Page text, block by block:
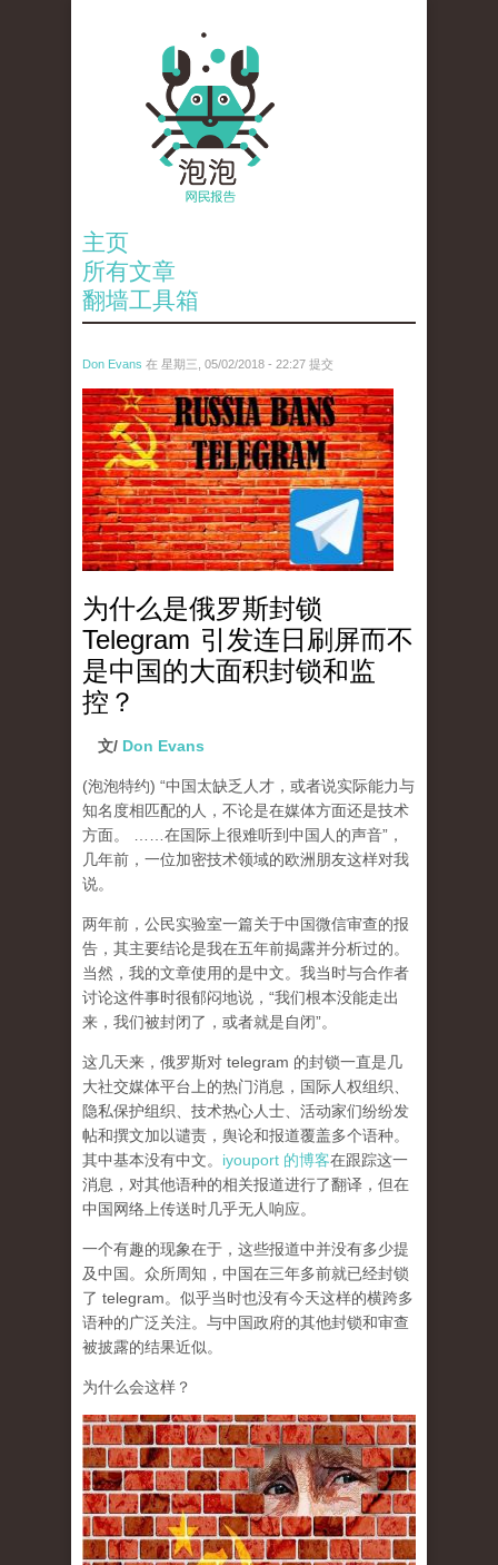
主页
所有文章
翻墙工具箱
Don Evans 在 星期三, 05/02/2018 - 22:27 提交
tou_.jpeg
为什么是俄罗斯封锁
Telegram 引发连日刷屏而不
是中国的大面积封锁和监
控？
文/ Don Evans
(泡泡特约) “中国太缺乏人才，或者说实际能力与
知名度相匹配的人，不论是在媒体方面还是技术
方面。 ……在国际上很难听到中国人的声音”，
几年前，一位加密技术领域的欧洲朋友这样对我
说。
两年前，公民实验室一篇关于中国微信审查的报
告，其主要结论是我在五年前揭露并分析过的。
当然，我的文章使用的是中文。我当时与合作者
讨论这件事时很郁闷地说，“我们根本没能走出
来，我们被封闭了，或者就是自闭”。
这几天来，俄罗斯对 telegram 的封锁一直是几
大社交媒体平台上的热门消息，国际人权组织、
隐私保护组织、技术热心人士、活动家们纷纷发
帖和撰文加以谴责，舆论和报道覆盖多个语种。
其中基本没有中文。 iyouport 的博客在跟踪这一
消息，对其他语种的相关报道进行了翻译，但在
中国网络上传送时几乎无人响应。
一个有趣的现象在于，这些报道中并没有多少提
及中国。众所周知，中国在三年多前就已经封锁
了 telegram。似乎当时也没有今天这样的横跨多
语种的广泛关注。与中国政府的其他封锁和审查
被披露的结果近似。
为什么会这样？